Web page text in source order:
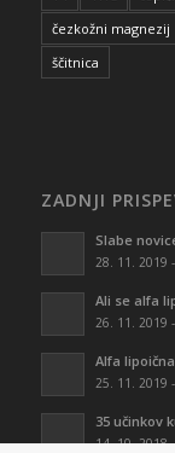
čezkožni magnezij
ščitnica
ZADNJI
Slabe
28. 11. 2019
Ali se alfa
26. 11. 2019
Alfa
25. 11. 2019
35 učinkov
14. 10. 2018